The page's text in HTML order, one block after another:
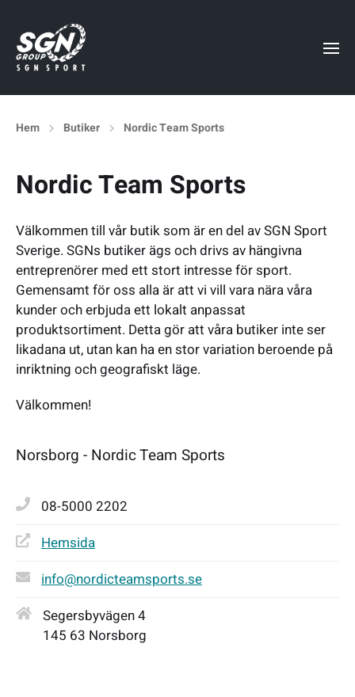
Hem Butiker Nordic Team Sports
Nordic Team Sports
Välkommen till vår butik som är en del av SGN Sport
Sverige. SGNs butiker ägs och drivs av hängivna
entreprenörer med ett stort intresse för sport.
Gemensamt för oss alla är att vi vill vara nära våra
kunder och erbjuda ett lokalt anpassat
produktsortiment. Detta gör att våra butiker inte ser
likadana ut, utan kan ha en stor variation beroende på
inriktning och geografiskt läge.
Välkommen!
Norsborg - Nordic Team Sports
08-5000 2202
Hemsida
info@nordicteamsports.se
Segersbyvägen 4
145 63 Norsborg